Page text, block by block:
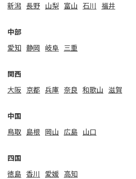
新潟 ⻑野 山梨 富山 石川 福井
中部
愛知 静岡 岐阜 三重
関⻄
大阪
京都 兵庫 奈良 和歌山 滋賀
中国
鳥取
島根 岡山 広島 山口
四国
徳島 香川 愛媛 高知